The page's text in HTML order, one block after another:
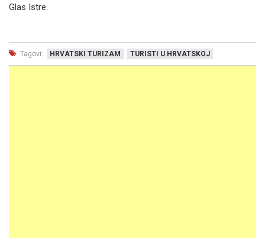
Glas Istre.
Tagovi: HRVATSKI TURIZAM TURISTI U HRVATSKOJ